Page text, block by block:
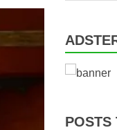
for:
POSTS